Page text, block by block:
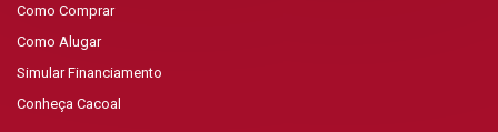
Como Comprar
Como Alugar
Simular Financiamento
Conheça Cacoal